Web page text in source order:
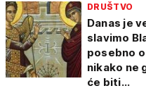
DRUŠTVO
Danas je
slavimo
posebno
nikako ne
će biti...